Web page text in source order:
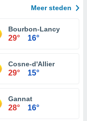
Meer steden
Bourbon-Lancy
29° 16°
Cosne-d'Allier
29° 15°
Gannat
28° 16°